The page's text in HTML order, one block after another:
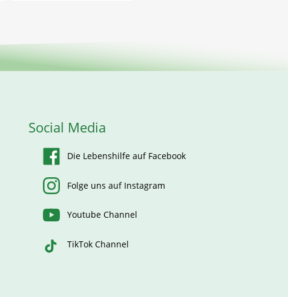
Social Media
Die Lebenshilfe auf Facebook
Folge uns auf Instagram
Youtube Channel
TikTok Channel